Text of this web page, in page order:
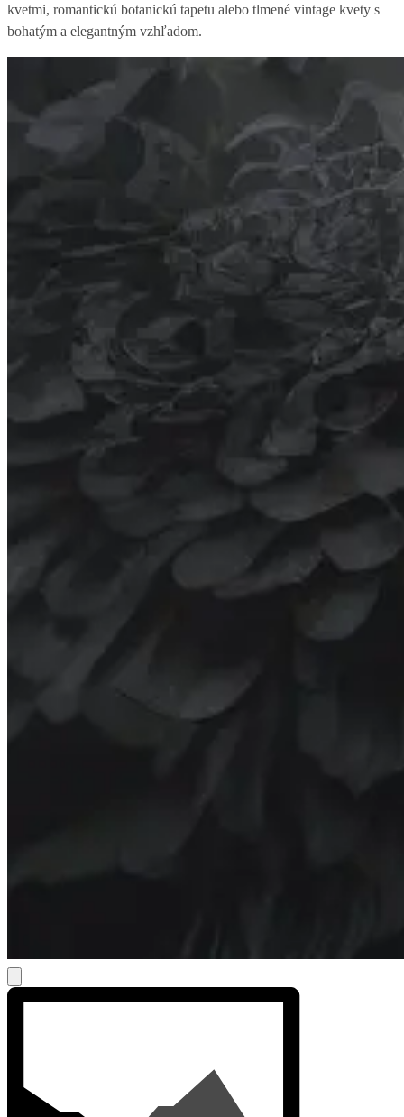
kvetmi, romantickú botanickú tapetu alebo tlmené vintage kvety s
bohatým a elegantným vzhľadom.